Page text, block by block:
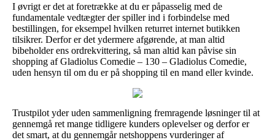
I øvrigt er det at foretrække at du er påpasselig med de
fundamentale vedtægter der spiller ind i forbindelse med
bestillingen, for eksempel hvilken returret internet butikken
tilsikrer. Derfor er det ydermere afgørende, at man altid
bibeholder ens ordrekvittering, så man altid kan påvise sin
shopping af Gladiolus Comedie – 130 – Gladiolus Comedie,
uden hensyn til om du er på shopping til en mand eller kvinde.
Trustpilot yder uden sammenligning fremragende løsninger til at
gennemgå ret mange tidligere kunders oplevelser og derfor er
det smart, at du gennemgår netshoppens vurderinger af